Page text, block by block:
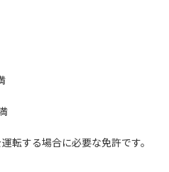
転する場合に必要な免許です。